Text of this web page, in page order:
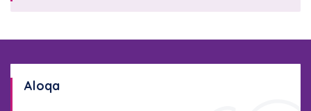
Aloqa